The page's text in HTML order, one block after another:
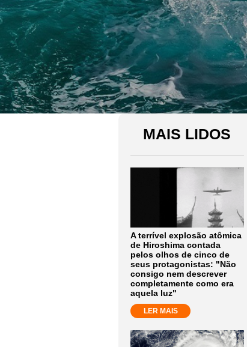
MAIS LIDOS
A terrível explosão atômica
de Hiroshima contada
pelos olhos de cinco de
seus protagonistas: "Não
consigo nem descrever
completamente como era
aquela luz"
LER MAIS